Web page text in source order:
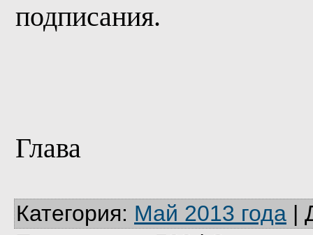
подписания.
Глава
Категория: Май 2013 года |